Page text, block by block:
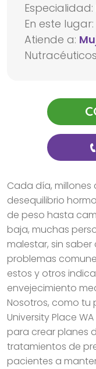
Especialidad:
En este lugar:
Atiende a:
Cada día, millones
desequilibrio
de peso hasta
baja, muchas
malestar, sin
problemas
estos y otros
envejecimiento
Nosotros, como tu
University Place
para crear planes
tratamientos de
pacientes a